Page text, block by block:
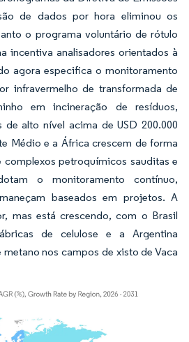
de dados por hora eliminou os
o programa voluntário de rótulo
incentiva analisadores orientados à
agora especifica o monitoramento
infravermelho de transformada de
em incineração de resíduos,
de alto nível acima de USD 200.000
Médio e a África crescem de forma
petroquímicos sauditas e
o monitoramento contínuo,
baseados em projetos. A
mas está crescendo, com o Brasil
de celulose e a Argentina
nos campos de xisto de Vaca